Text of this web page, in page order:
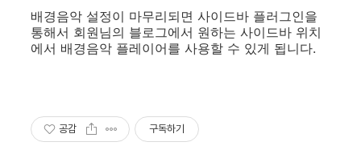
배경음악 설정이 마무리되면 사이드바 플러그인을
통해서 회원님의 블로그에서 원하는 사이드바 위치
에서 배경음악 플레이어를 사용할 수 있게 됩니다.
공감 구독하기